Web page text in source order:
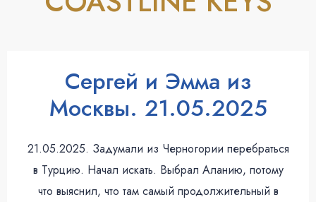
Сергей и Эмма из
Москвы. 21.05.2025
21.05.2025. Задумали из Черногории перебраться
в Турцию. Начал искать. Выбрал Аланию, потому
что выяснил, что там самый продолжительный в